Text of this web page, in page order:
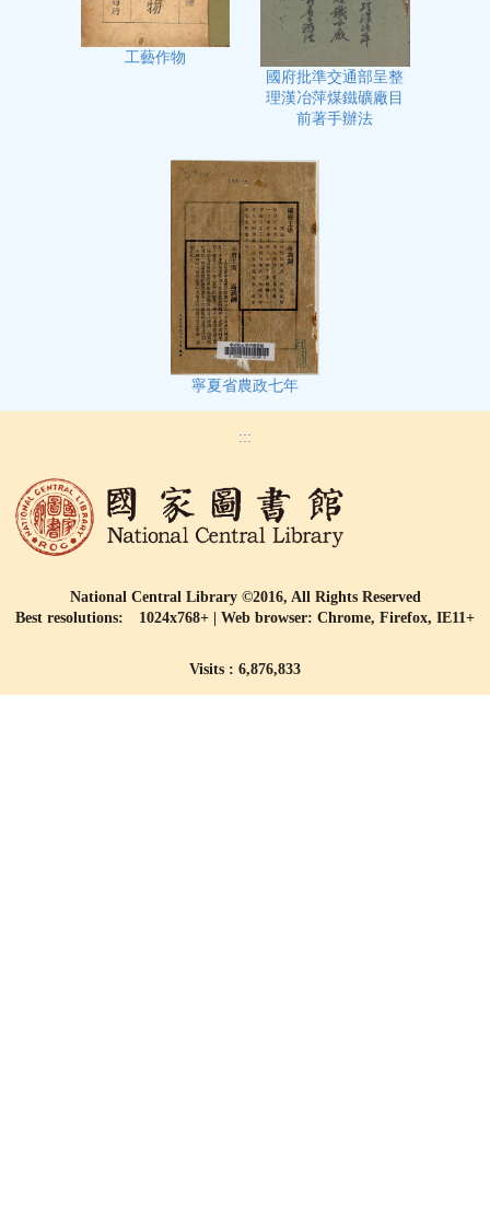
工藝作物
國府批準交通部呈整
理漢冶萍煤鐵礦廠目
前著手辦法
寧夏省農政七年
:::
National Central Library ©2016, All Rights Reserved
Best resolutions: 1024x768+ | Web browser: Chrome, Firefox, IE11+
Visits : 6,876,833